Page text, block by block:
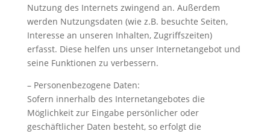
Nutzung des Internets zwingend an. Außerdem
werden Nutzungsdaten (wie z.B. besuchte Seiten,
Interesse an unseren Inhalten, Zugriffszeiten)
erfasst. Diese helfen uns unser Internetangebot und
seine Funktionen zu verbessern.
– Personenbezogene Daten:
Sofern innerhalb des Internetangebotes die
Möglichkeit zur Eingabe persönlicher oder
geschäftlicher Daten besteht, so erfolgt die